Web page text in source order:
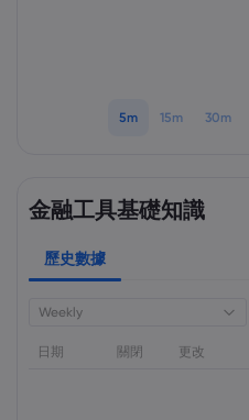
5m 15m 30m
金融工具基礎知識
歷史數據
Weekly
日期 關閉 更改